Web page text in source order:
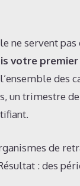
ne servent pas
votre
des
un trimestre
de
: des